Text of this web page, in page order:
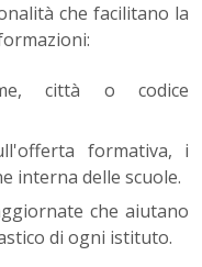
che facilitano la
città o codice
formativa, i
interna delle scuole.
che aiutano
di ogni istituto.